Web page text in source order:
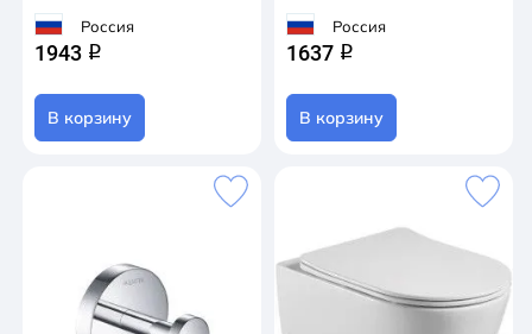
Россия
1943 q
В корзину
Россия
1637 q
В корзину